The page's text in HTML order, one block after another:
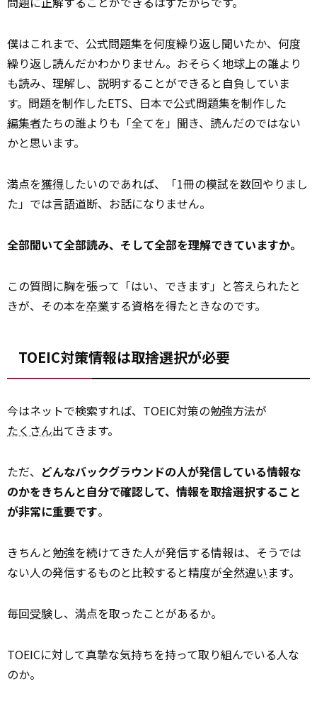
僕はこれまで、公式問題集を何度繰り返し聞いたか、何度
繰り返し読んだかわかりません。おそらく地球上の誰より
も読み、理解し、説明することができると自負していま
す。問題を制作したETS、日本で公式問題集を制作した
編集者たちの誰よりも「全てを」聞き、読んだのではない
かと思います。
満点を獲得したいのであれば、「1冊の模試を数回やりまし
た」では言語道断、お話になりません。
全部聞いて全部読み、そして全部を理解できていますか。
この質問に胸を張って「はい、できます」と答えられたと
きが、その本を卒業する資格を得たときなのです。
TOEIC対策情報は取捨選択が必要
今はネットで検索すれば、TOEIC対策の勉強方法が
たくさん出てきます。
ただ、 どんなバックグラウンドの人が発信している情報な
のかをきちんと自分で確認して、情報を取捨選択すること
が非常に重要です。
きちんと勉強を続けてきた人が発信する情報は、そうでは
ない人の発信するものと比較すると精度が全然違います。
毎回受験し、満点を取ったことがあるか。
TOEICに対して真摯な気持ちを持って取り組んでいる人な
のか。